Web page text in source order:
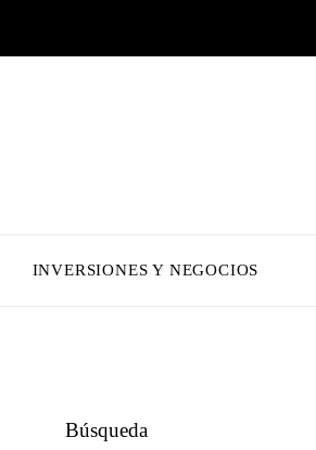
INVERSIONES Y NEGOCIOS
Búsqueda